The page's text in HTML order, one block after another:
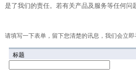
是了我们的责任。若有关产品及服务等任何问
请填写一下表单，留下您清楚的讯息，我们会立即
标题